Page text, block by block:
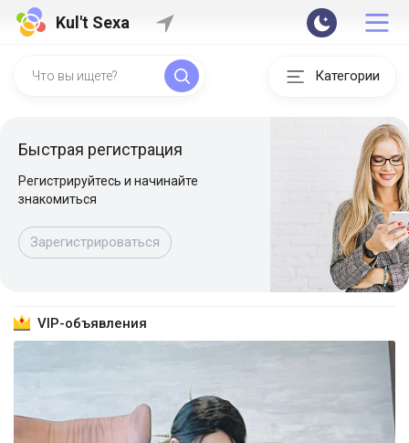
Kul't Sexa
Категории
Быстрая регистрация
Регистрируйтесь и начинайте
знакомиться
Зарегистрироваться
VIP-объявления